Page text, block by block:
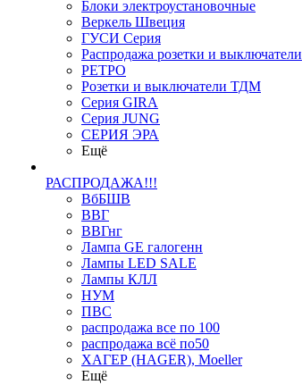
Блоки электроустановочные
Веркель Швеция
ГУСИ Серия
Распродажа розетки и выключатели
РЕТРО
Розетки и выключатели ТДМ
Серия GIRA
Серия JUNG
СЕРИЯ ЭРА
Ещё
РАСПРОДАЖА!!!
ВбБШВ
ВВГ
ВВГнг
Лампа GE галогенн
Лампы LED SALE
Лампы КЛЛ
НУМ
ПВС
распродажа все по 100
распродажа всё по50
ХАГЕР (HAGER), Moeller
Ещё